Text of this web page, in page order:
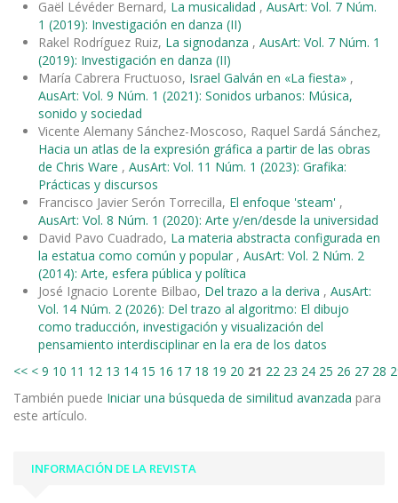
Gaël Lévéder Bernard, La musicalidad , AusArt: Vol. 7 Núm.
1 (2019): Investigación en danza (II)
Rakel Rodríguez Ruiz, La signodanza , AusArt: Vol. 7 Núm. 1
(2019): Investigación en danza (II)
María Cabrera Fructuoso, Israel Galván en «La fiesta» ,
AusArt: Vol. 9 Núm. 1 (2021): Sonidos urbanos: Música,
sonido y sociedad
Vicente Alemany Sánchez-Moscoso, Raquel Sardá Sánchez,
Hacia un atlas de la expresión gráfica a partir de las obras
de Chris Ware , AusArt: Vol. 11 Núm. 1 (2023): Grafika:
Prácticas y discursos
Francisco Javier Serón Torrecilla, El enfoque 'steam' ,
AusArt: Vol. 8 Núm. 1 (2020): Arte y/en/desde la universidad
David Pavo Cuadrado, La materia abstracta configurada en
la estatua como común y popular , AusArt: Vol. 2 Núm. 2
(2014): Arte, esfera pública y política
José Ignacio Lorente Bilbao, Del trazo a la deriva , AusArt:
Vol. 14 Núm. 2 (2026): Del trazo al algoritmo: El dibujo
como traducción, investigación y visualización del
pensamiento interdisciplinar en la era de los datos
<< < 9 10 11 12 13 14 15 16 17 18 19 20 21 22 23 24 25 26 27 28
También puede Iniciar una búsqueda de similitud avanzada para
este artículo.
INFORMACIÓN DE LA REVISTA